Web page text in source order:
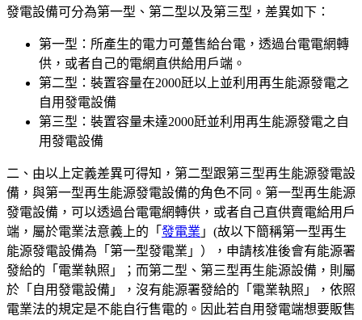
發電設備可分為第一型、第二型以及第三型，差異如下：
第一型：所產生的電力可躉售給台電，透過台電電網轉
供，或者自己的電網直供給用戶端。
第二型：裝置容量在2000瓩以上並利用再生能源發電之
自用發電設備
第三型：裝置容量未達2000瓩並利用再生能源發電之自
用發電設備
二、由以上定義差異可得知，第二型跟第三型再生能源發電設
備，與第一型再生能源發電設備的角色不同。第一型再生能源
發電設備，可以透過台電電網轉供，或者自己直供賣電給用戶
端，屬於電業法意義上的「 發電業 」(故以下簡稱第一型再生
能源發電設備為「第一型發電業」），申請核准後會有能源署
發給的「電業執照」；而第二型、第三型再生能源設備，則屬
於「自用發電設備」，沒有能源署發給的「電業執照」，依照
電業法的規定是不能自行售電的。因此若自用發電端想要販售